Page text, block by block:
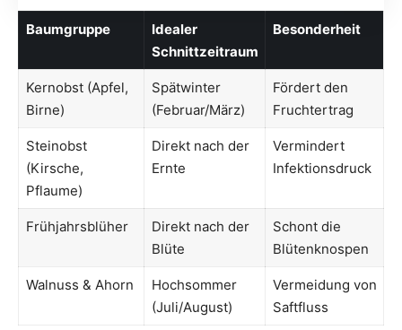
Baumgruppe
Idealer
Schnittzeitraum
Besonderheit
Kernobst (Apfel,
Birne)
Spätwinter
(Februar/März)
Fördert den
Fruchtertrag
Steinobst
(Kirsche,
Pflaume)
Direkt nach der
Ernte
Vermindert
Infektionsdruck
Frühjahrsblüher
Direkt nach der
Blüte
Schont die
Blütenknospen
Walnuss & Ahorn
Hochsommer
(Juli/August)
Vermeidung von
Saftfluss